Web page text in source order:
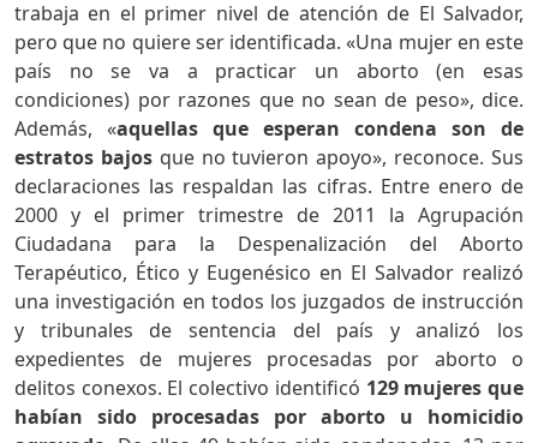
trabaja en el primer nivel de atención de El Salvador,
pero que no quiere ser identificada. «Una mujer en este
país no se va a practicar un aborto (en esas
condiciones) por razones que no sean de peso», dice.
Además, «aquellas que esperan condena son de
estratos bajosque no tuvieron apoyo», reconoce. Sus
declaraciones las respaldan las cifras. Entre enero de
2000 y el primer trimestre de 2011 la Agrupación
Ciudadana para la Despenalización del Aborto
Terapéutico, Ético y Eugenésico en El Salvador realizó
una investigación en todos los juzgados de instrucción
y tribunales de sentencia del país y analizó los
expedientes de mujeres procesadas por aborto o
delitos conexos. El colectivo identificó 129 mujeres que
habían sido procesadas por aborto u homicidio